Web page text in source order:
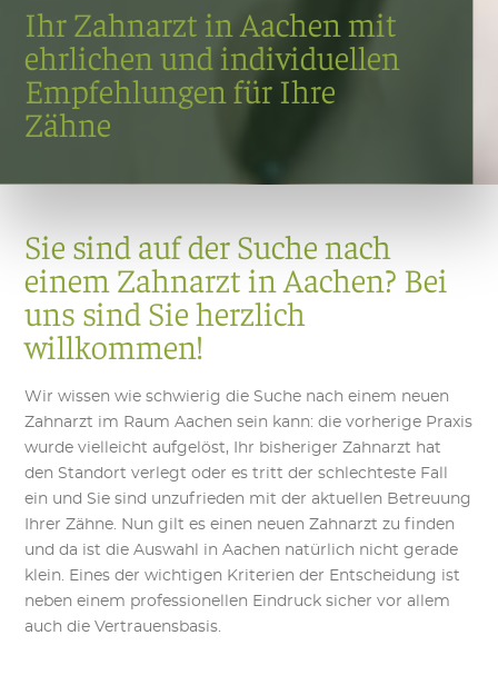
Ihr Zahnarzt in Aachen mit
ehrlichen und individuellen
Empfehlungen für Ihre
Zähne
Sie sind auf der Suche nach
einem Zahnarzt in Aachen? Bei
uns sind Sie herzlich
willkommen!
Wir wissen wie schwierig die Suche nach einem neuen
Zahnarzt im Raum Aachen sein kann: die vorherige Praxis
wurde vielleicht aufgelöst, Ihr bisheriger Zahnarzt hat
den Standort verlegt oder es tritt der schlechteste Fall
ein und Sie sind unzufrieden mit der aktuellen Betreuung
Ihrer Zähne. Nun gilt es einen neuen Zahnarzt zu finden
und da ist die Auswahl in Aachen natürlich nicht gerade
klein. Eines der wichtigen Kriterien der Entscheidung ist
neben einem professionellen Eindruck sicher vor allem
auch die Vertrauensbasis.